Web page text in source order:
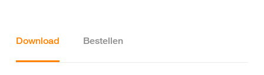
Download Bestellen